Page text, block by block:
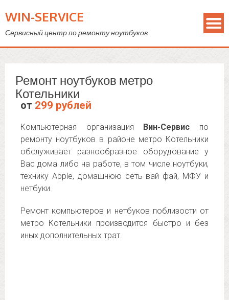
WIN-SERVICE
Сервисный центр по ремонту ноутбуков
Ремонт ноутбуков метро
Котельники
от 299 рублей
Компьютерная организация Вин-Сервис по
ремонту ноутбуков в районе метро Котельники
обслуживает разнообразное оборудование у
Вас дома либо на работе, в том числе ноутбуки,
технику Apple, домашнюю сеть вай фай, МФУ и
нетбуки.
Ремонт компьютеров и нетбуков поблизости от
метро Котельники производится быстро и без
иных дополнительных трат.